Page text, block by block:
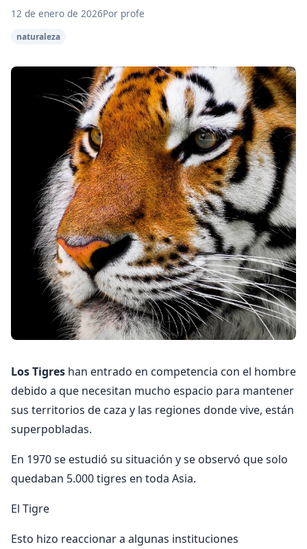
12 de enero de 2026Por profe
naturaleza
Los Tigres han entrado en competencia con el hombre
debido a que necesitan mucho espacio para mantener
sus territorios de caza y las regiones donde vive, están
superpobladas.
En 1970 se estudió su situación y se observó que solo
quedaban 5.000 tigres en toda Asia.
El Tigre
Esto hizo reaccionar a algunas instituciones